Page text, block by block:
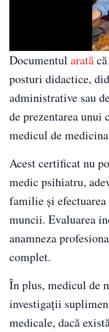
Documentul arată
posturi didactice,
administrative sau
de prezentarea
medicul de
Acest certificat nu
medic psihiatru,
familie și
muncii. Evaluarea
anamneza
complet.
În plus, medicul de
investigații
medicale, dacă